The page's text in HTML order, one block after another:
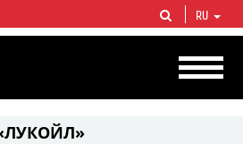
вертикально интегрированных
на долю которой приходится более 2%
1% доказанных запасов углеводородов.
RU